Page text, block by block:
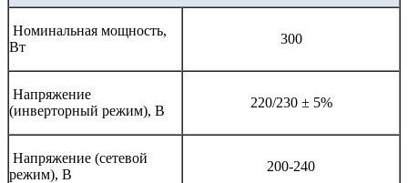
Номинальная мощность,
Вт
300
Напряжение
(инверторный режим), В
220/230 ± 5%
Напряжение (сетевой
режим), В
200-240